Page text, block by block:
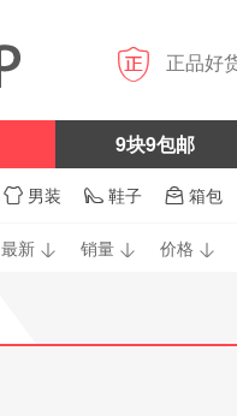
 正品好
9块9包邮
 男装  鞋子  箱包
最新  销量  价格 